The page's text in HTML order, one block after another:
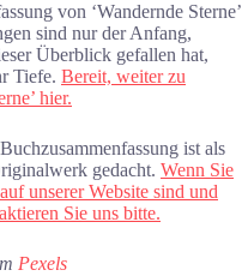
von ‘Wandernde Sterne’
sind nur der Anfang,
Überblick gefallen hat,
Tiefe. Bereit, weiter zu
hier.
ist als
gedacht. Wenn Sie
unserer Website sind und
Sie uns bitte.
Pexels